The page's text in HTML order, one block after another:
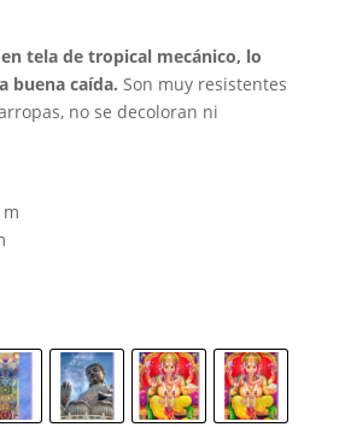
tela de tropical mecánico, lo
buena caída. Son muy resistentes
no se decoloran ni